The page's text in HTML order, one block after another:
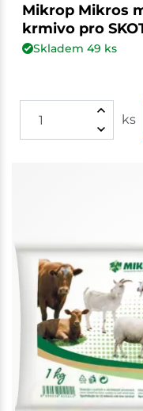
Mikrop Mikros
krmivo pro
Skladem 49 ks
ks